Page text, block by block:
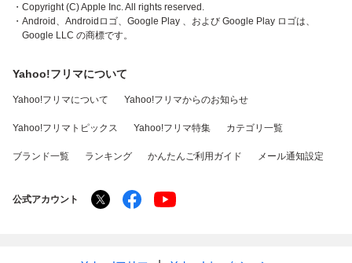
・Copyright (C) Apple Inc. All rights reserved.
・Android、Androidロゴ、Google Play 、および Google Play ロゴは、
Google LLC の商標です。
Yahoo!フリマについて
Yahoo!フリマについて Yahoo!フリマからのお知らせ
Yahoo!フリマトピックス Yahoo!フリマ特集 カテゴリ一覧
ブランド一覧 ランキング かんたんご利用ガイド メール通知設定
公式アカウント